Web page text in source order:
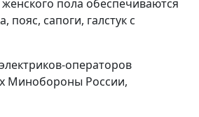
пола обеспечиваются
сапоги, галстук с
операторов
Минобороны России,